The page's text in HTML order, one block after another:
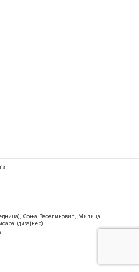
Соња Веселиновић, Милица
(дизајнер)